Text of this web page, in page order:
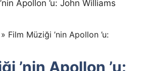
» Film Müziği ’nin Apollon ’u:
’nin Apollon ’u: